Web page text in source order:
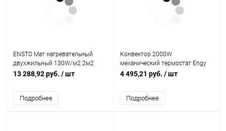
ENSTO Мат нагревательный
двухжильный 130W/м2 2м2
(EFHFM130.2)
13 288,92 руб. / шт
Подробнее
Конвектор 2000W
механический термостат Engy
EN-2000 (010553)
4 495,21 руб. / шт
Подробнее